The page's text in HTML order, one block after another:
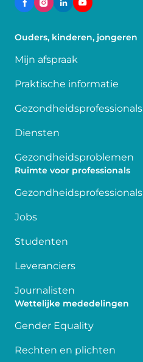
Ouders, kinderen, jongeren
Mijn afspraak
Praktische informatie
Gezondheidsprofessionals
Diensten
Gezondheidsproblemen
Ruimte voor professionals
Gezondheidsprofessionals
Jobs
Studenten
Leveranciers
Journalisten
Wettelijke mededelingen
Gender Equality
Rechten en plichten